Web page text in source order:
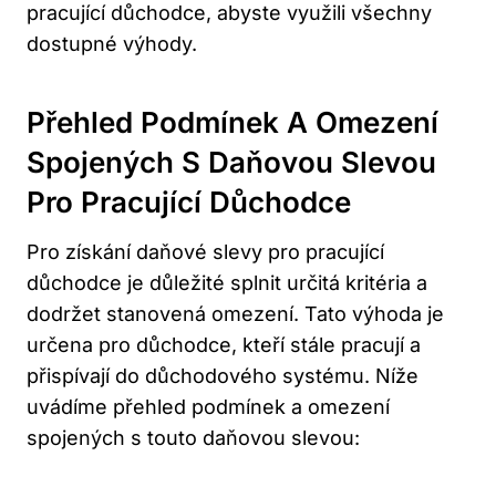
pracující ⁢důchodce, abyste ⁤využili všechny
⁣dostupné ‌výhody.
Přehled Podmínek A Omezení
Spojených ‍s Daňovou ​slevou
Pro Pracující Důchodce
Pro získání ‌daňové ⁢slevy pro pracující
důchodce je důležité‍ splnit ‍určitá kritéria a
dodržet​ stanovená omezení. Tato výhoda je
⁣určena ‌pro důchodce,⁤ kteří stále pracují a
přispívají do ⁢důchodového systému. Níže
uvádíme přehled podmínek a⁣ omezení
spojených s touto daňovou slevou: